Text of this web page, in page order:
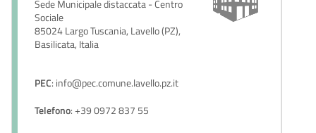
Sede Municipale distaccata - Centro
Sociale
85024 Largo Tuscania, Lavello (PZ),
Basilicata, Italia
PEC: info@pec.comune.lavello.pz.it
Telefono: +39 0972 837 55